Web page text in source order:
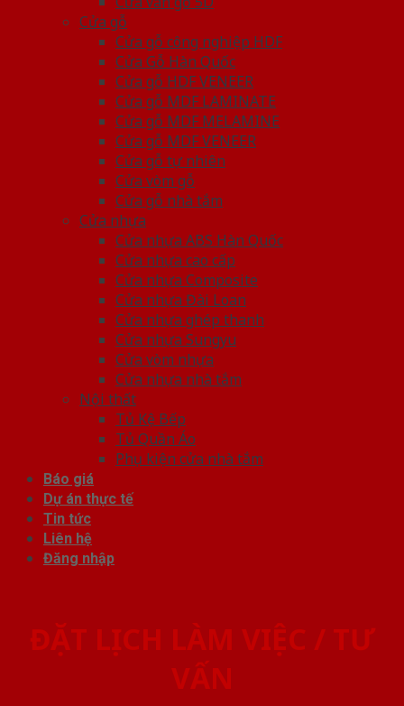
Cửa gỗ
Cửa gỗ công nghiệp HDF
Cửa Gỗ Hàn Quốc
Cửa gỗ HDF VENEER
Cửa gỗ MDF LAMINATE
Cửa gỗ MDF MELAMINE
Cửa gỗ MDF VENEER
Cửa gỗ tự nhiên
Cửa vòm gỗ
Cửa gỗ nhà tắm
Cửa nhựa
Cửa nhựa ABS Hàn Quốc
Cửa nhựa cao cấp
Cửa nhựa Composite
Cửa nhựa Đài Loan
Cửa nhựa ghép thanh
Cửa nhựa Sungyu
Cửa vòm nhựa
Cửa nhựa nhà tắm
Nội thất
Tủ Kệ Bếp
Tủ Quần Áo
Phụ kiện cửa nhà tắm
Báo giá
Dự án thực tế
Tin tức
Liên hệ
Đăng nhập
ĐẶT LỊCH LÀM VIỆC / TƯ
VẤN